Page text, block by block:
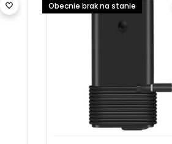
 Obecnie brak na stanie